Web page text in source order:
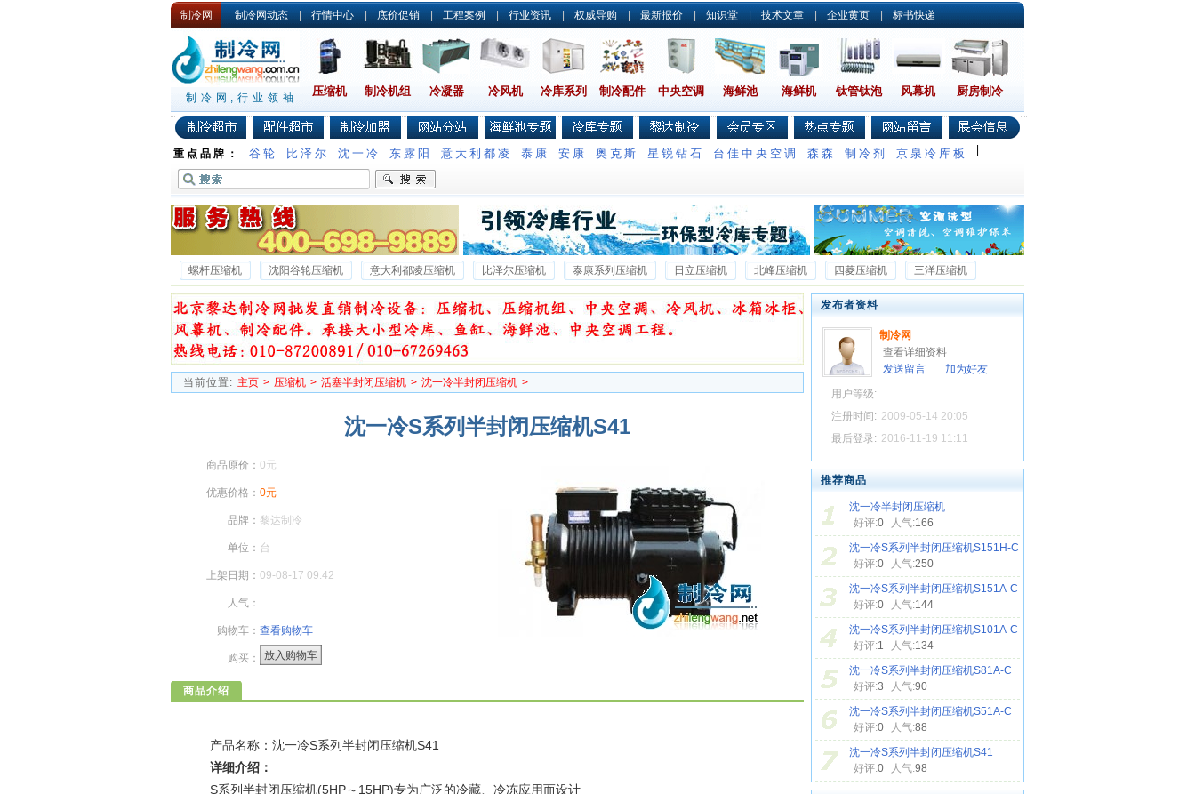
制冷网 制冷网动态 | 行情中心 | 底价促销 | 工程案例 | 行业资讯 | 权威导购 | 最新报价 | 知识堂 | 技术文章 | 企业黄页 | 标书快递
制冷网,行业领袖 压缩机 制冷机组 冷凝器 冷风机 冷库系列 制冷配件 中央空调 海鲜池 海鲜机 钛管钛泡 风幕机 厨房制冷
重点品牌： 谷轮 比泽尔 沈一冷 东露阳 意大利都凌 泰康 安康 奥克斯 星锐钻石 台佳中央空调 森森 制冷剂 京泉冷库板
螺杆压缩机 沈阳谷轮压缩机 意大利都凌压缩机 比泽尔压缩机 泰康系列压缩机 日立压缩机 北峰压缩机 四菱压缩机
三洋压缩机
沈一冷半封闭压缩机
德国谷轮压缩机 沃克压缩机 雪梅压缩机 雪鹰压缩机 博客压缩机 博莱特压缩机 莱富康压缩机 返回首页
当前位置: 主页 > 压缩机 > 活塞半封闭压缩机 > 沈一冷半封闭压缩机 >
沈一冷S系列半封闭压缩机S41
商品原价： 0元
优惠价格： 0元
品牌： 黎达制冷
单位： 台
上架日期： 09-08-17 09:42
人气：
购物车： 查看购物车
购买： 放入购物车
商品介绍
产品名称：沈一冷S系列半封闭压缩机S41
详细介绍：
S系列半封闭压缩机(5HP～15HP)专为广泛的冷藏、冷冻应用而设计
发布者资料
制冷网
查看详细资料
发送留言
加为好友
用户等级:
注册时间: 2009-05-14 20:05
最后登录: 2016-11-19 11:11
推荐商品
沈一冷半封闭压缩机
好评:0 人气:166
沈一冷S系列半封闭压缩机S151H-C
好评:0 人气:250
沈一冷S系列半封闭压缩机S151A-C
好评:0 人气:144
沈一冷S系列半封闭压缩机S101A-C
好评:1 人气:134
沈一冷S系列半封闭压缩机S81A-C
好评:3 人气:90
沈一冷S系列半封闭压缩机S51A-C
好评:0 人气:88
沈一冷S系列半封闭压缩机S41
好评:0 人气:98